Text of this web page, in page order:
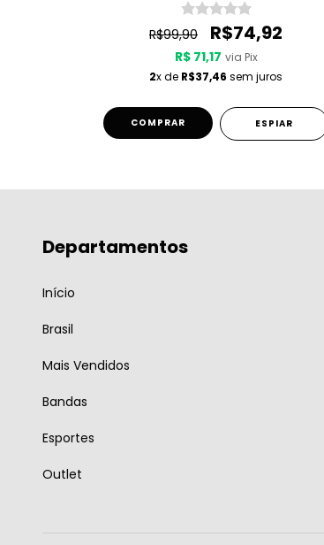
R$99,90 R$74,92
R$ 71,17 via Pix
2x de R$37,46 sem juros
COMPRAR ESPIAR
Departamentos
Início
Brasil
Mais Vendidos
Bandas
Esportes
Outlet